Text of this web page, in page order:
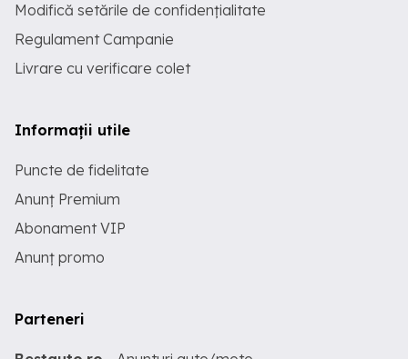
Modifică setările de confidențialitate
Regulament Campanie
Livrare cu verificare colet
Informații utile
Puncte de fidelitate
Anunț Premium
Abonament VIP
Anunț promo
Parteneri